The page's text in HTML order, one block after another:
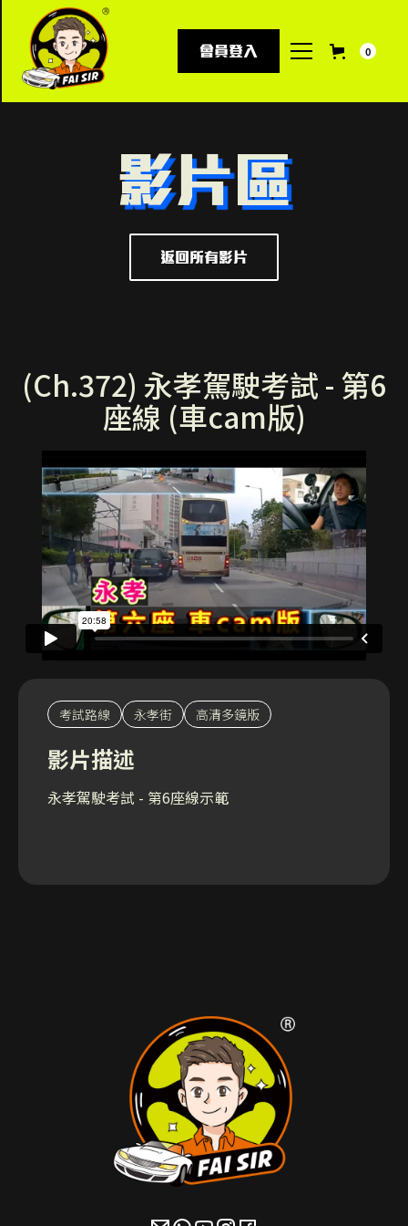
會員登入 0
影片區
返回所有影片
(Ch.372) 永孝駕駛考試 - 第6
座線 (車cam版)
考試路線 永孝街 高清多鏡版
影片描述
永孝駕駛考試 - 第6座線示範